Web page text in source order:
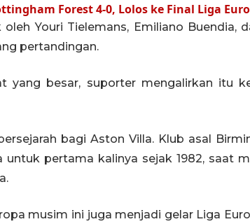
Forest 4-0, Lolos ke Final Liga
Youri Tielemans, Emiliano Buendia,
pertandingan.
yang besar, suporter mengalirkan itu
bagi Aston Villa. Klub asal
pertama kalinya sejak 1982, saat
musim ini juga menjadi gelar Liga